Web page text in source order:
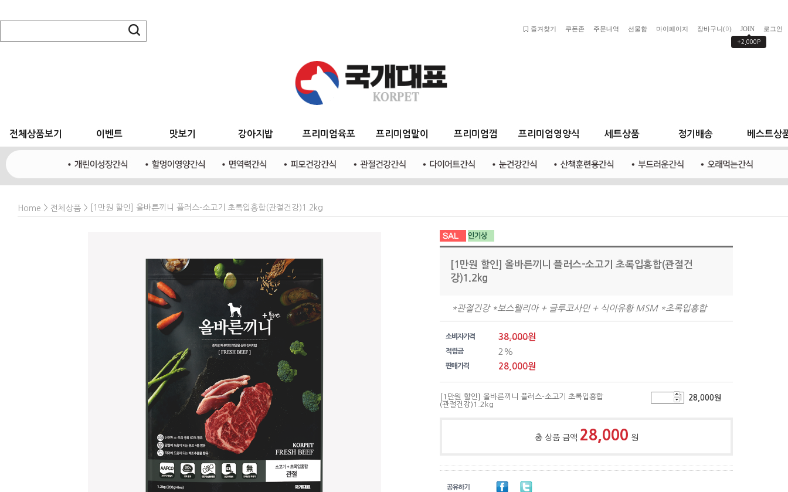
로그인
JOIN
+2,000P
장바구니(0)
마이페이지
선물함
주문내역
쿠폰존
즐겨찾기
전체상품보기 이벤트 맛보기 강아지밥 프리미엄육포 프리미엄말이 프리미엄껌 프리미엄영양식 세트상품 정기배송 베스트상
Home > 전체상품 > [1만원 할인] 올바른끼니 플러스-소고기 초록입홍합(관절건강)1.2kg
[1만원 할인] 올바른끼니 플러스-소고기 초록입홍합(관절건
강)1.2kg
*관절건강 *보스웰리아 + 글루코사민 + 식이유황 MSM *초록입홍합
소비자가격 38,000원
적립금 2%
판매가격 28,000원
[1만원 할인] 올바른끼니 플러스-소고기 초록입홍합
(관절건강)1.2kg
28,000원
총 상품 금액 28,000 원